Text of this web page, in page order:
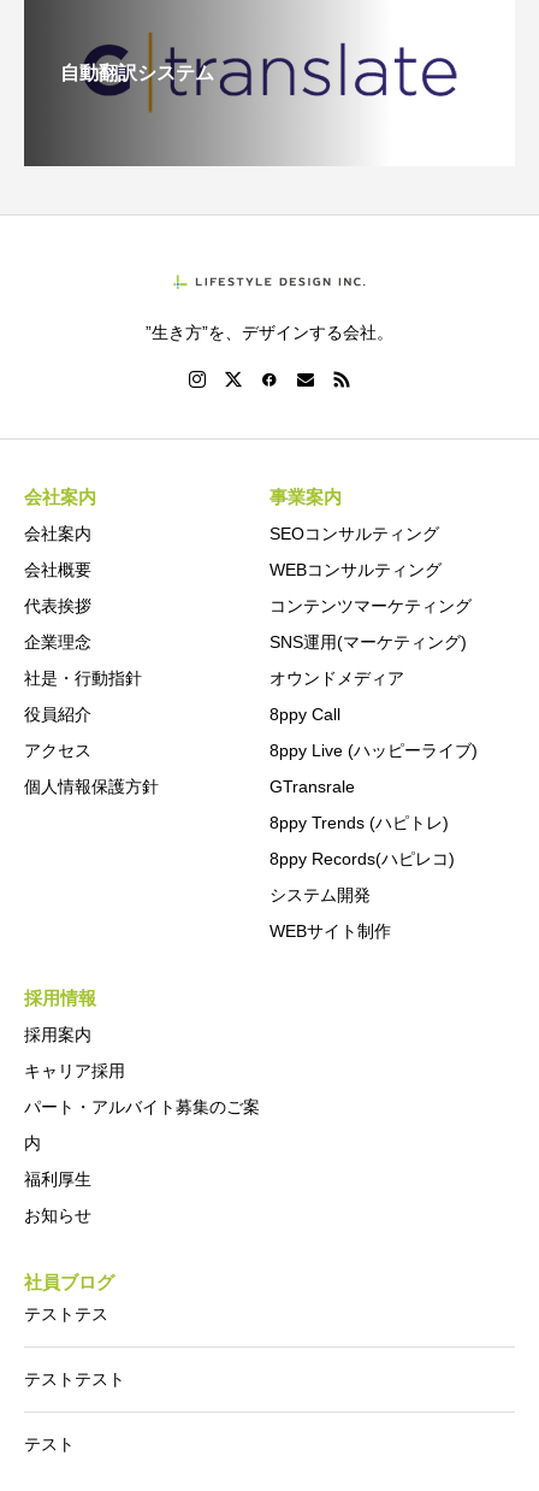
自動翻訳システム
”生き方”を、デザインする会社。
会社案内
会社案内
会社概要
代表挨拶
企業理念
社是・行動指針
役員紹介
アクセス
個人情報保護方針
事業案内
SEOコンサルティング
WEBコンサルティング
コンテンツマーケティング
SNS運用(マーケティング)
オウンドメディア
8ppy Call
8ppy Live (ハッピーライブ)
GTransrale
8ppy Trends (ハピトレ)
8ppy Records(ハピレコ)
システム開発
WEBサイト制作
採用情報
採用案内
キャリア採用
パート・アルバイト募集のご案
内
福利厚生
お知らせ
社員ブログ
テストテス
テストテスト
テスト